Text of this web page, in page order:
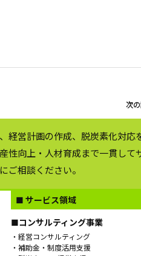
次
経営計画の作成、脱炭素化対応
性向上・人材育成まで一貫して
ご相談ください。
■ サービス領域
■コンサルティング事業
経営コンサルティング
補助金・制度活用支援